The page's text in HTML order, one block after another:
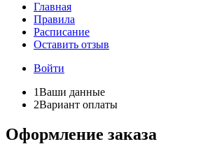
Главная
Правила
Расписание
Оставить отзыв
Войти
1Ваши данные
2Вариант оплаты
Оформление заказа